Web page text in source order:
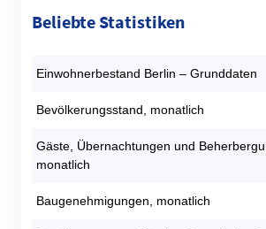
Beliebte Statistiken
Einwohnerbestand Berlin – Grunddaten
Bevölkerungsstand, monatlich
Gäste, Übernachtungen und
monatlich
Baugenehmigungen, monatlich